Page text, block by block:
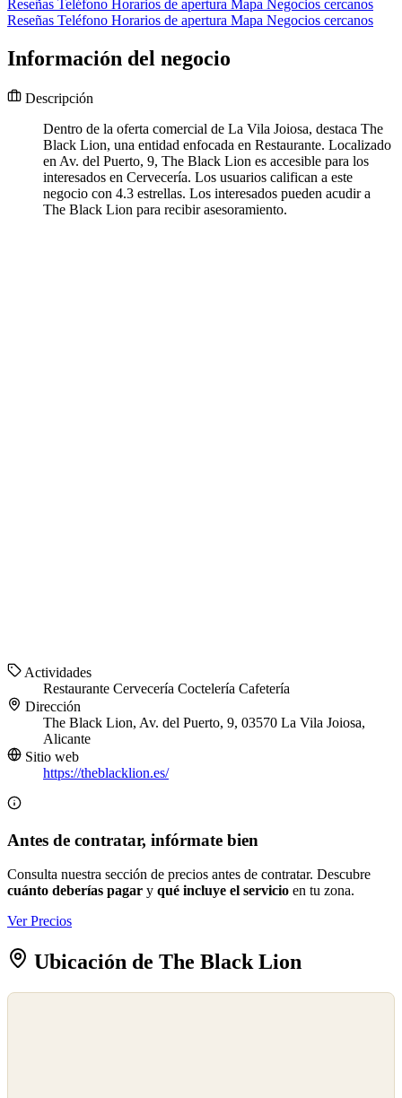
Reseñas Teléfono Horarios de apertura Mapa Negocios cercanos
Reseñas Teléfono Horarios de apertura Mapa Negocios cercanos
Información del negocio
Descripción
Dentro de la oferta comercial de La Vila Joiosa, destaca The
Black Lion, una entidad enfocada en Restaurante. Localizado
en Av. del Puerto, 9, The Black Lion es accesible para los
interesados en Cervecería. Los usuarios califican a este
negocio con 4.3 estrellas. Los interesados pueden acudir a
The Black Lion para recibir asesoramiento.
Actividades
Restaurante Cervecería Coctelería Cafetería
Dirección
The Black Lion, Av. del Puerto, 9, 03570 La Vila Joiosa,
Alicante
Sitio web
https://theblacklion.es/
Antes de contratar, infórmate bien
Consulta nuestra sección de precios antes de contratar. Descubre
cuánto deberías pagar y qué incluye el servicio en tu zona.
Ver Precios
Ubicación de The Black Lion